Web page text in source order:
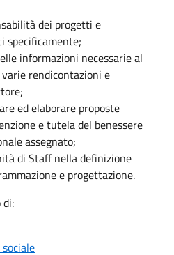
dei progetti e
specificamente;
informazioni necessarie al
rendicontazioni e
ed elaborare proposte
e tutela del benessere
assegnato;
di Staff nella definizione
e progettazione.
di: